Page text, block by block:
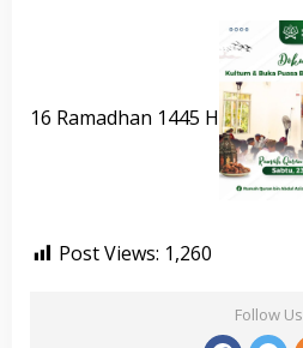
16 Ramadhan 1445 H
Post Views: 1,260
Follow Us